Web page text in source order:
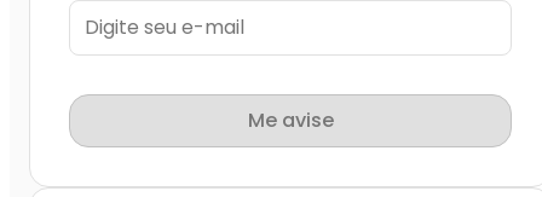
Me avise